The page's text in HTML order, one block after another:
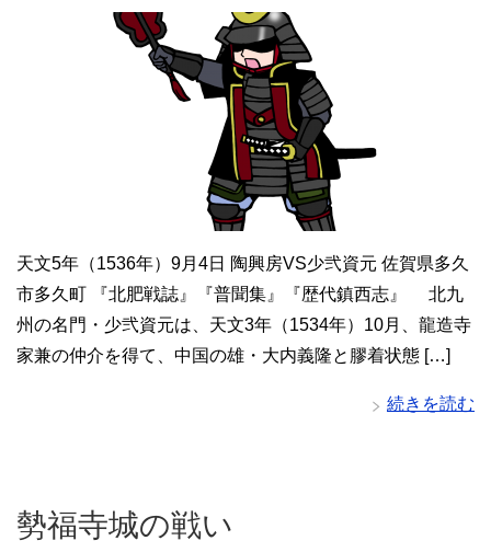
天文5年（1536年）9月4日 陶興房VS少弐資元 佐賀県多久
市多久町 『北肥戦誌』『普聞集』『歴代鎮西志』 北九
州の名門・少弐資元は、天文3年（1534年）10月、龍造寺
家兼の仲介を得て、中国の雄・大内義隆と膠着状態 […]
続きを読む
勢福寺城の戦い